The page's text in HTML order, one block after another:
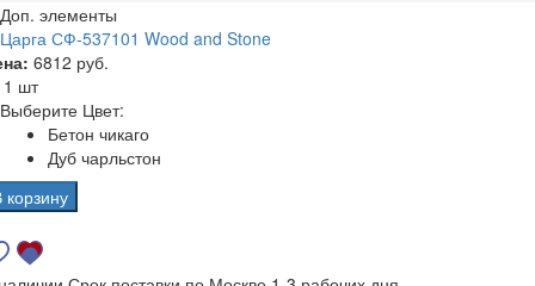
Доп. элементы
Царга СФ-537101 Wood and Stone
6812 руб.
1 шт
Выберите Цвет:
Бетон чикаго
Дуб чарльстон
корзину